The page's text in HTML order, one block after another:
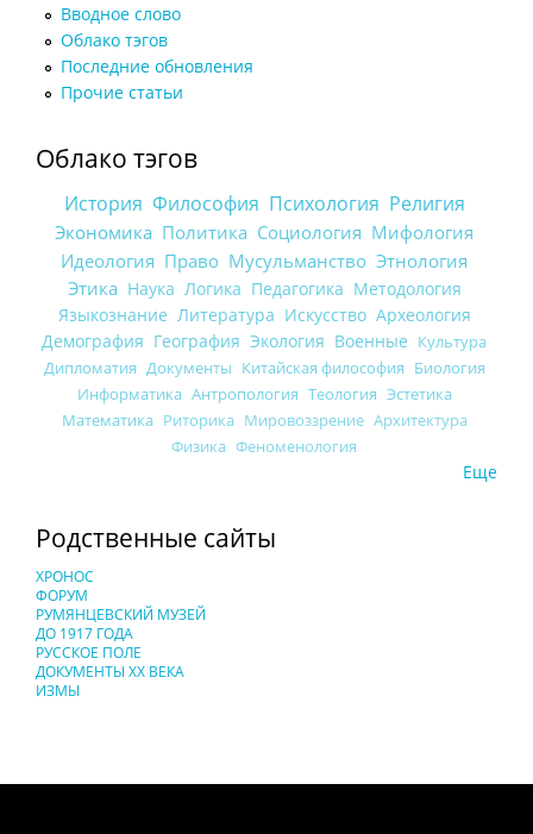
Вводное слово
Облако тэгов
Последние обновления
Прочие статьи
Облако тэгов
История Философия Психология Религия
Экономика Политика Социология Мифология
Идеология Право Мусульманство Этнология
Этика Наука Логика Педагогика Методология
Языкознание Литература Искусство Археология
Демография География Экология Военные Культура
Дипломатия Документы Китайская философия Биология
Информатика Антропология Теология Эстетика
Математика Риторика Мировоззрение Архитектура
Физика Феноменология
Еще
Родственные сайты
ХРОНОС
ФОРУМ
РУМЯНЦЕВСКИЙ МУЗЕЙ
ДО 1917 ГОДА
РУССКОЕ ПОЛЕ
ДОКУМЕНТЫ XX ВЕКА
ИЗМЫ